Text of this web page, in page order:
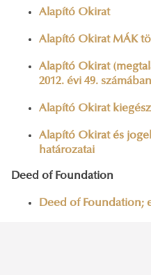
Alapító Okirat
Alapító Okirat MÁK
Alapító Okirat
2012. évi 49.
Alapító Okirat
Alapító Okirat és
határozatai
Deed of Foundation
Deed of Foundation;